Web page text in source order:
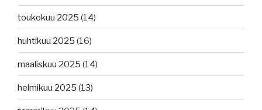
toukokuu 2025 (14)
huhtikuu 2025 (16)
maaliskuu 2025 (14)
helmikuu 2025 (13)